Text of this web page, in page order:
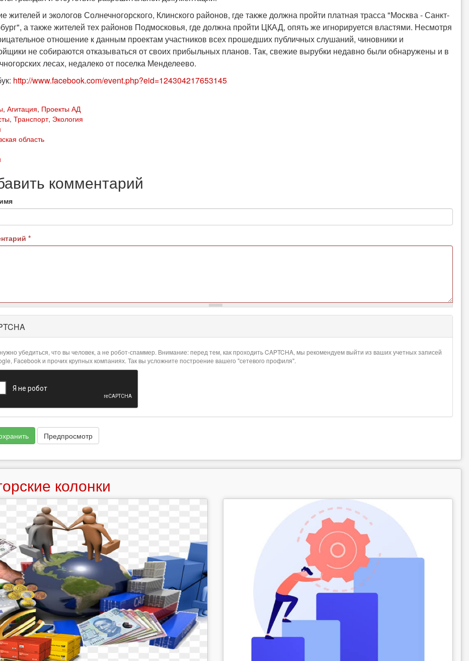
жителей и экологов Солнечногорского, Клинского районов, где также должна пройти платная трасса "Москва - Санкт-
а также жителей тех районов Подмосковья, где должна пройти ЦКАД, опять же игнорируется властями. Несмотря
отношение к данным проектам участников всех прошедших публичных слушаний, чиновники и
не собираются отказываться от своих прибыльных планов. Так, свежие вырубки недавно были обнаружены и в
лесах, недалеко от поселка Менделеево.
http://www.facebook.com/event.php?eid=124304217653145
, Агитация, Проекты АД
, Транспорт, Экология
область
комментарий
*
убедиться, что вы человек, а не робот-спаммер. Внимание: перед тем, как проходить CAPTCHA, мы рекомендуем выйти из ваших учетных записей
Facebook и прочих крупных компаниях. Так вы усложните построение вашего "сетевого профиля".
Предпросмотр
колонки